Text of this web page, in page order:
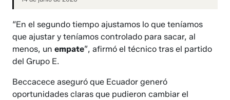
“En el segundo tiempo ajustamos lo que teníamos
que ajustar y teníamos controlado para sacar, al
menos, unempate”, afirmó el técnico tras el partido
del Grupo E.
Beccacece aseguró que Ecuador generó
oportunidades claras que pudieron cambiar el